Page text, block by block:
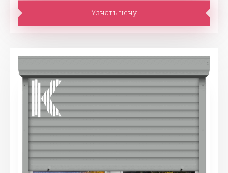
Узнать цену